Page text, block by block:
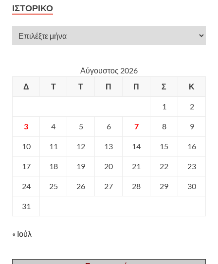
ΙΣΤΟΡΙΚΌ
Αύγουστος 2026
Δ
Τ Τ Π Π Σ Κ
1 2
3 4 5 6 7 8 9
10 11 12 13 14 15 16
17 18 19 20 21 22 23
24 25 26 27 28 29 30
31
« Ιούλ